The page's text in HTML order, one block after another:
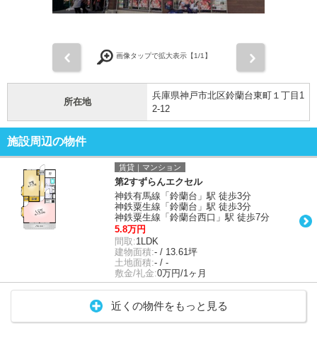
画像タップで拡大表示【1/1】
所在地
兵庫県神戸市北区鈴蘭台東町１丁目1
2-12
施設周辺の物件
賃貸｜マンション
第2すずらんエクセル
神鉄有馬線「鈴蘭台」駅 徒歩3分
神鉄粟生線「鈴蘭台」駅 徒歩3分
神鉄粟生線「鈴蘭台西口」駅 徒歩7分
5.8万円
間取:1LDK
建物面積:- / 13.61坪
土地面積:- / -
敷金/礼金:0万円/1ヶ月
近くの物件をもっと見る